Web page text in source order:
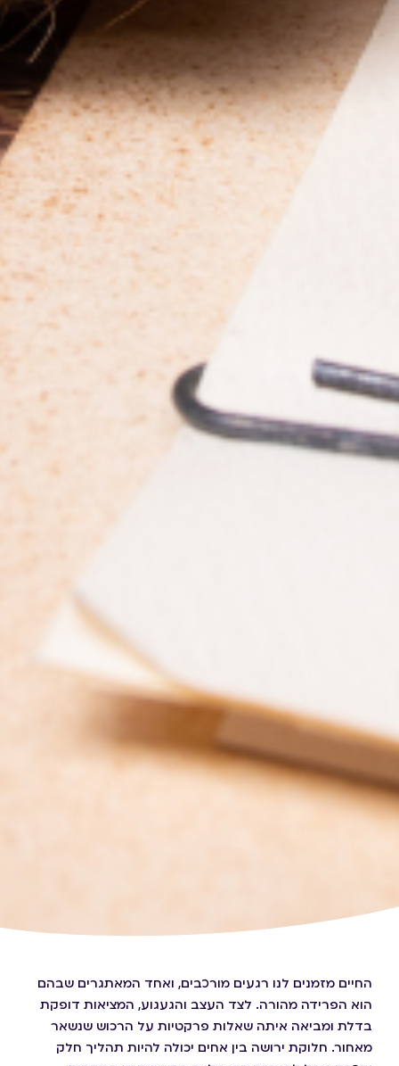
החיים מזמנים לנו רגעים מורכבים, ואחד המאתגרים שבהם
הוא הפרידה מהורה. לצד העצב והגעגוע, המציאות דופקת
בדלת ומביאה איתה שאלות פרקטיות על הרכוש שנשאר
מאחור. חלוקת ירושה בין אחים יכולה להיות תהליך חלק